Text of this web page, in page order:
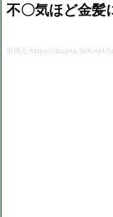
不〇気ほど金髪
引用元:https://kizuna.5ch.net/